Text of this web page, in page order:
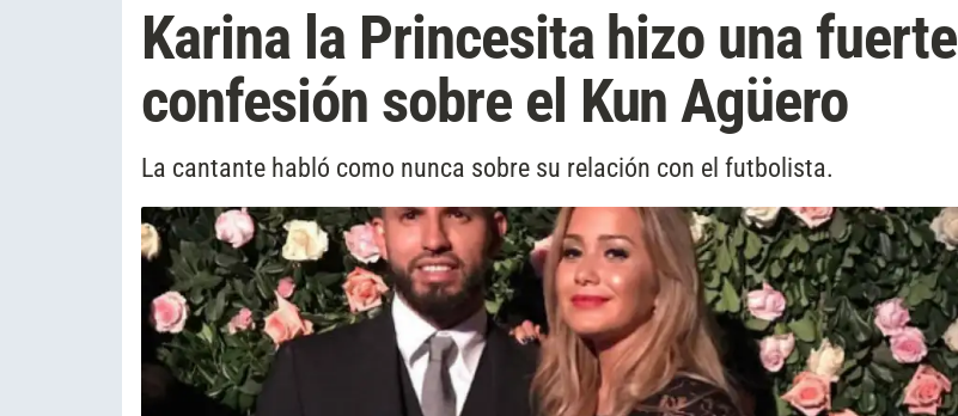
Karina la Princesita hizo una fuerte
confesión sobre el Kun Agüero
La cantante habló como nunca sobre su relación con el futbolista.